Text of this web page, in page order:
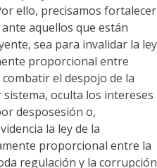
ello, precisamos fortalecer
aquellos que están
sea para invalidar la ley
proporcional entre
el despojo de la
oculta los intereses
desposesión o,
la ley de la
proporcional entre la
regulación y la corrupción